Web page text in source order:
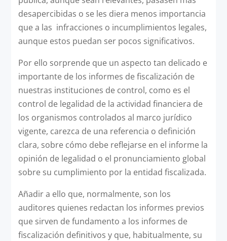
desapercibidas o se les diera menos importancia
que a las infracciones o incumplimientos legales,
aunque estos puedan ser pocos significativos.
Por ello sorprende que un aspecto tan delicado e
importante de los informes de fiscalización de
nuestras instituciones de control, como es el
control de legalidad de la actividad financiera de
los organismos controlados al marco jurídico
vigente, carezca de una referencia o definición
clara, sobre cómo debe reflejarse en el informe la
opinión de legalidad o el pronunciamiento global
sobre su cumplimiento por la entidad fiscalizada.
Añadir a ello que, normalmente, son los
auditores quienes redactan los informes previos
que sirven de fundamento a los informes de
fiscalización definitivos y que, habitualmente, su